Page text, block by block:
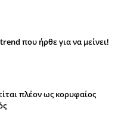
που ήρθε για να μείνει!
πλέον ως κορυφαίος